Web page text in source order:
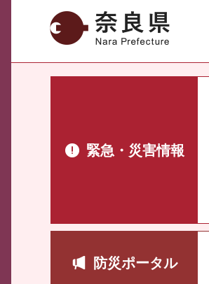
奈良県
緊急・災害情報
防災ポータル